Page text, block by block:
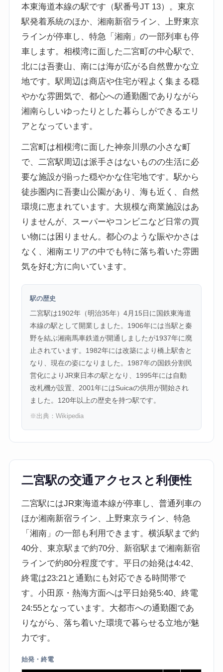
本東海道本線の駅です（駅番号JT 13）。東京
駅発着系統のほか、湘南新宿ライン、上野東京
ラインが停車し、特急「湘南」の一部列車も停
車します。相模湾に面した二宮町の中心駅で、
北には吾妻山、南には海が広がる自然豊かな立
地です。駅周辺は商店や住宅が程よく集まる穏
やかな雰囲気で、都心への通勤圏でありながら
湘南らしいゆったりとした暮らしができるエリ
アとなっています。
二宮町は相模湾に面した神奈川県の小さな町
で、二宮駅周辺は派手さはないものの生活に必
要な施設が揃った穏やかな住宅地です。駅から
徒歩圏内に吾妻山公園があり、海も近く、自然
環境に恵まれています。大規模な商業施設はあ
りませんが、スーパーやコンビニなど日常の買
い物には困りません。都心のような賑やかさは
なく、湘南エリアの中でも特に落ち着いた雰囲
気を好む方に向いています。
駅の歴史
二宮駅は1902年（明治35年）4月15日に国鉄東海道
本線の駅として開業しました。1906年には当駅と秦
野を結ぶ湘南馬車鉄道が開通しましたが1937年に廃
止されています。1982年には改築により橋上駅舎と
なり、現在の姿になりました。1987年の国鉄分割民
営化によりJR東日本の駅となり、1995年には自動
改札機が設置、2001年にはSuicaの供用が開始され
ました。120年以上の歴史を持つ駅です。
※出典： Wikipedia
二宮駅の交通アクセスと利便性
二宮駅にはJR東海道本線が停車し、普通列車の
ほか湘南新宿ライン、上野東京ライン、特急
「湘南」の一部も利用できます。横浜駅まで約
40分、東京駅まで約70分、新宿駅まで湘南新宿
ラインで約80分程度です。平日の始発は4:42、
終電は23:21と通勤にも対応できる時間帯で
す。小田原・熱海方面へは平日始発5:40、終電
24:55となっています。大都市への通勤圏であ
りながら、落ち着いた環境で暮らせる立地が魅
力です。
始発・終電